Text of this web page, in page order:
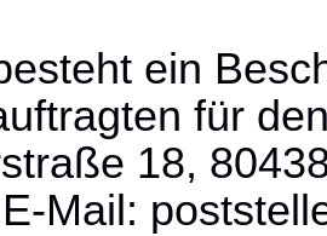
ein
für
18,
Mail: